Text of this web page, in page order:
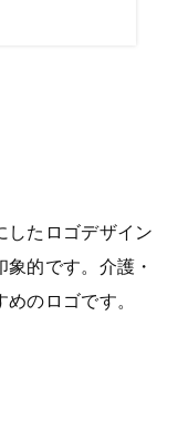
したロゴデザイン
的です。介護・
のロゴです。